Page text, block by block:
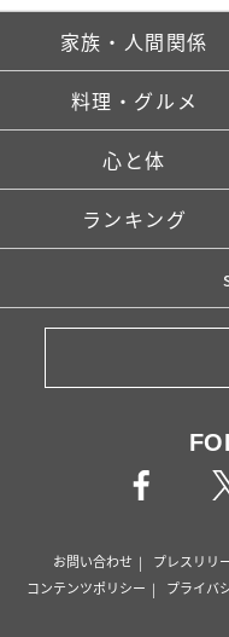
家族・人間関係
料理・グルメ
心と体
ランキング
お問い合わせ プレスリリ
コンテンツポリシー
プライバ